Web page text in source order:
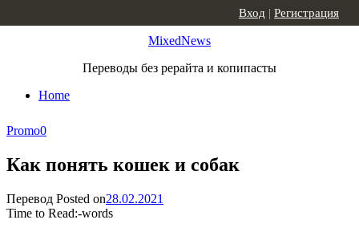
MixedNews
Переводы без рерайта и копипасты
Home
Вход | Регистрация
Promo0
Как понять кошек и собак
Перевод Posted on28.02.2021
Time to Read:-words